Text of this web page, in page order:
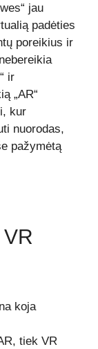
jau
padėties
poreikius ir
ir
„AR“
kur
nuorodas,
pažymėtą
koja
tiek VR